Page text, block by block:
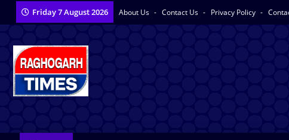
Friday 7 August 2026 About Us Contact Us Privacy Policy